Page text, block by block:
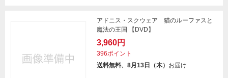
アドニス・スクウェア 猫のルーファスと
魔法の王国 【DVD】
3,960円
396ポイント
送料無料、8月13日（木） お届け